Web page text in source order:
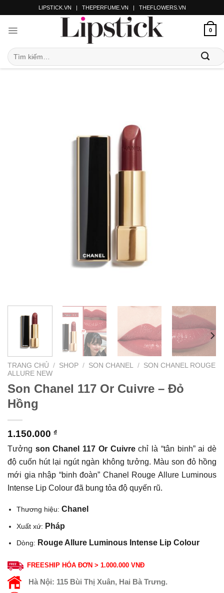
LIPSTICK.VN | THEPERFUME.VN | THEFLOWERS.VN
0
TRANG CHỦ / SHOP / SON CHANEL / SON CHANEL ROUGE
ALLURE NEW
Son Chanel 117 Or Cuivre – Đỏ
Hồng
1.150.000 ₫
Tưởng son Chanel 117 Or Cuivrechỉ là “tân binh” ai dè
độ cuốn hút lại ngút ngàn không tưởng. Màu son đỏ hồng
mới gia nhập “binh đoàn” Chanel Rouge Allure Luminous
Intense Lip Colour đã bung tỏa độ quyến rũ.
Thương hiệu:Chanel
Xuất xứ: Pháp
Dòng: Rouge Allure Luminous Intense Lip Colour
FREESHIP HÓA ĐƠN > 1.000.000 VNĐ
Hà Nội: 115 Bùi Thị Xuân, Hai Bà Trưng.